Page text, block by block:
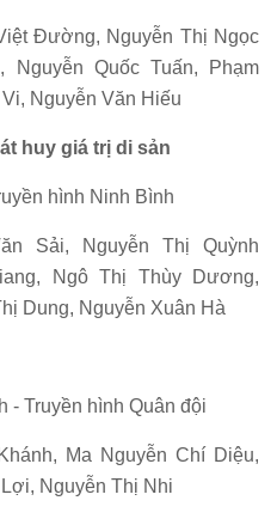
Đường, Nguyễn Thị Ngọc
Nguyễn Quốc Tuấn, Phạm
Nguyễn Văn Hiếu
huy giá trị di sản
hình Ninh Bình
Sải, Nguyễn Thị Quỳnh
Ngô Thị Thùy Dương,
Dung, Nguyễn Xuân Hà
- Truyền hình Quân đội
Ma Nguyễn Chí Diệu,
Nguyễn Thị Nhi